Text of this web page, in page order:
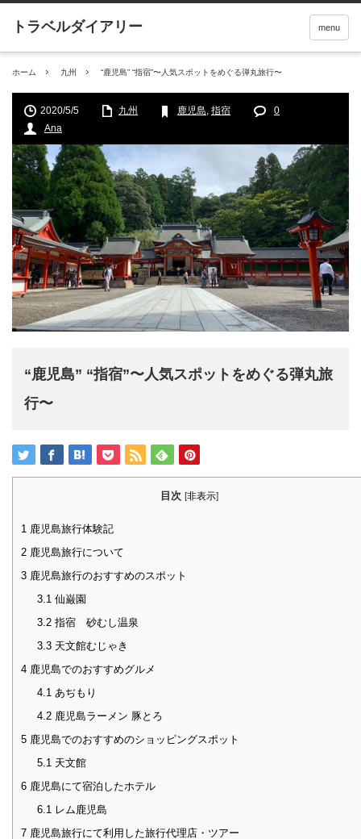
menu
ホーム 九州 “鹿児島” “指宿”〜人気スポットをめぐる弾丸旅行〜
2020/5/5 九州 鹿児島, 指宿
0
Ana
“鹿児島” “指宿”〜人気スポットをめぐる弾丸旅
行〜
目次 [非表示]
1 鹿児島旅行体験記
2 鹿児島旅行について
3 鹿児島旅行のおすすめのスポット
3.1 仙巌園
3.2指宿 砂むし温泉
3.3天文館むじゃき
4 鹿児島でのおすすめグルメ
4.1 あぢもり
4.2鹿児島ラーメン 豚とろ
5 鹿児島でのおすすめのショッピングスポット
5.1 天文館
6 鹿児島にて宿泊したホテル
6.1 レム鹿児島
7 鹿児島旅行にて利用した旅行代理店・ツアー